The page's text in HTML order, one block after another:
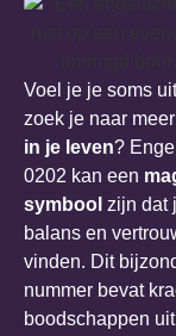
Voel je je soms
zoek je naar meer
in je leven?
0202 kan een
symbool zijn dat
balans en
vinden. Dit
nummer bevat
boodschappen